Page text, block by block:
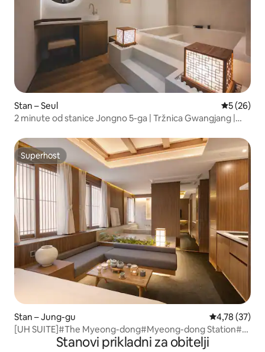
Stan – Seul Prosječna
5 (26)
2 minute od stanice Jongno 5-ga | Tržnica Gwangjang |
Superhost
Superhost
Stan – Jung-gu Prosječna
4,78 (37)
[UH SUITE]#The Myeong-dong#Myeong-dong Station#1
minuta hoda# Jacuzzi u sobi#Soba za 2 osobe
Stanovi prikladni za obitelji